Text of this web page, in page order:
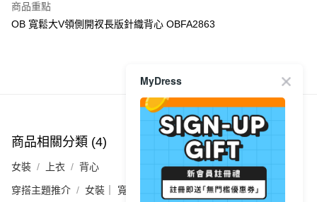
PayMe
每筆HK$40.00，滿HK$350.00或以上免運費
付款後順豐站及營業點
每筆HK$40.00，滿HK$350.00或以上免運費
付款後順豐合作便利店
商品重點
OB 寬鬆大V領側開衩長版針織背心 OBFA2863
商品推薦
商品相關分類 (4)
女裝 上衣 背心
穿搭主題推介 女裝｜ 寬胯/粗腿通通隱形術🍐
MyDress